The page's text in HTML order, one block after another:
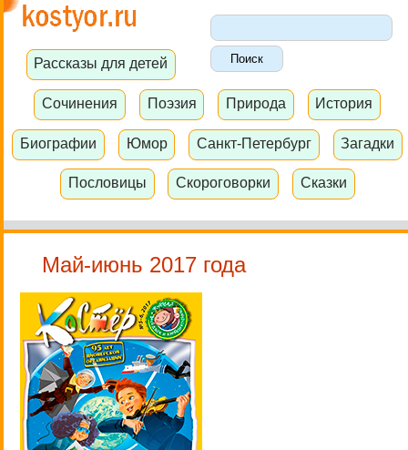
Рассказы для детей
Сочинения Поэзия Природа История
Биографии Юмор Санкт-Петербург Загадки
Пословицы Скороговорки Сказки
Май-июнь 2017 года